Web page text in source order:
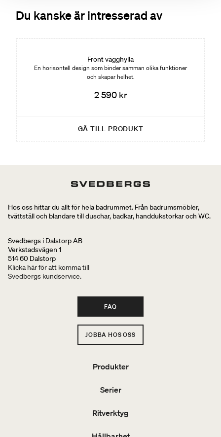
Du kanske är intresserad av
Front vägghylla
En horisontell design som binder samman olika funktioner
och skapar helhet.
2 590 kr
GÅ TILL PRODUKT
Hos oss hittar du allt för hela badrummet. Från badrumsmöbler,
tvättställ och blandare till duschar, badkar, handdukstorkar och WC.
Svedbergs i Dalstorp AB
Verkstadsvägen 1
514 60 Dalstorp
Klicka här för att komma till
Svedbergs kundservice.
FAQ
JOBBA HOS OSS
Produkter
Serier
Ritverktyg